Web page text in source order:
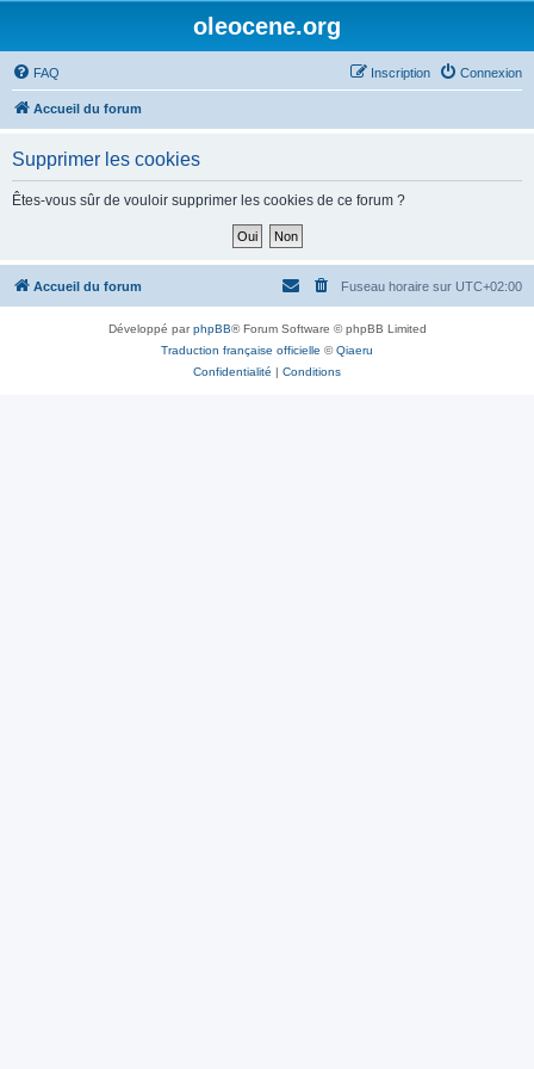
oleocene.org
FAQ Connexion
Inscription
Accueil du forum
Supprimer les cookies
Êtes-vous sûr de vouloir supprimer les cookies de ce forum ?
Accueil du forum Fuseau horaire sur UTC+02:00
Développé parphpBB® Forum Software © phpBB Limited
Traduction française officielle ©Qiaeru
Confidentialité | Conditions